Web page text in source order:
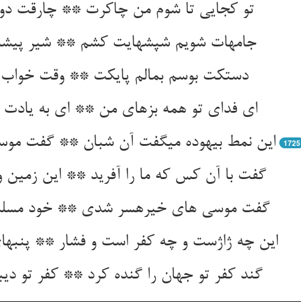
تو کجایی تا شوم من چاکرت ** چارقت
جامه‏ات شویم شپشهایت کشم ** شیر
دستکت بوسم بمالم پایکت ** وقت خواب
ای فدای تو همه بزهای من ** ای به
این نمط بی‏هوده می‏گفت آن شبان ** گفت
1725
گفت با آن کس که ما را آفرید ** این زمین
گفت موسی های خیره‏سر شدی ** خود
این چه ژاژست و چه کفر است و فشار **
گند کفر تو جهان را گنده کرد ** کفر تو